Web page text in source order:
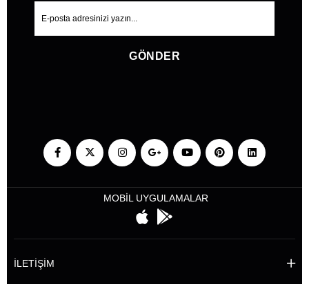
GÖNDER
MOBİL UYGULAMALAR
İLETİŞİM